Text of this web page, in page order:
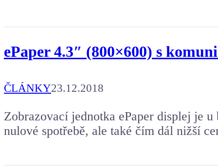
ePaper 4.3″ (800×600) s
ČLÁNKY23.12.2018
Zobrazovací jednotka ePaper displej je
nulové spotřebě, ale také čím dál nižší